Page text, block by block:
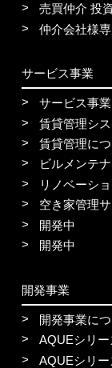
売買仲介 投
仲介会社様
サービス事業
サービス事
賃貸管理シ
賃貸管理に
ビルメンテ
リノベーシ
空き家管理
開発中
開発中
開発事業
開発事業に
AQUEシリ
AQUEシリ